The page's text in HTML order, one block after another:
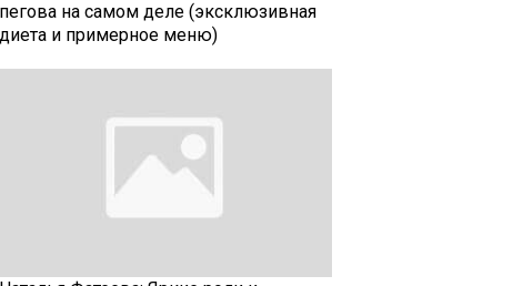
пегова на самом деле (эксклюзивная
диета и примерное меню)